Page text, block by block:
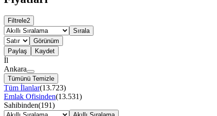
Filtrele2
Sırala
Görünüm
Paylaş
Kaydet
İl
Ankara
Tümünü Temizle
Tüm İlanlar(13.723)
Emlak Ofisinden(13.531)
Sahibinden(191)